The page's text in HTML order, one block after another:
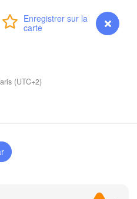
myVentusky Prévisions
(UTC+2)
(Brest)